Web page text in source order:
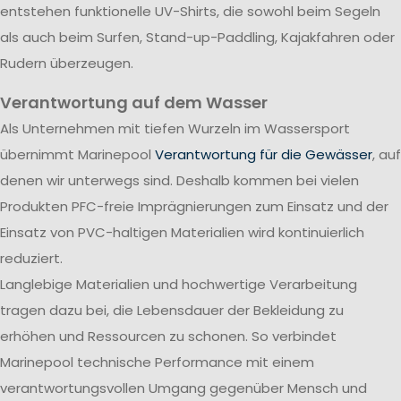
entstehen funktionelle UV-Shirts, die sowohl beim Segeln
als auch beim Surfen, Stand-up-Paddling, Kajakfahren oder
Rudern überzeugen.
Verantwortung auf dem Wasser
Als Unternehmen mit tiefen Wurzeln im Wassersport
übernimmt Marinepool Verantwortung für die Gewässer, auf
denen wir unterwegs sind. Deshalb kommen bei vielen
Produkten PFC-freie Imprägnierungen zum Einsatz und der
Einsatz von PVC-haltigen Materialien wird kontinuierlich
reduziert.
Langlebige Materialien und hochwertige Verarbeitung
tragen dazu bei, die Lebensdauer der Bekleidung zu
erhöhen und Ressourcen zu schonen. So verbindet
Marinepool technische Performance mit einem
verantwortungsvollen Umgang gegenüber Mensch und